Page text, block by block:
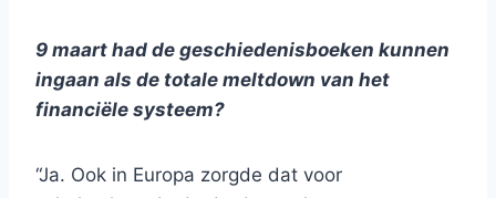
9 maart had de geschiedenisboeken kunnen
ingaan als de totale meltdown van het
financiële systeem?
“Ja. Ook in Europa zorgde dat voor